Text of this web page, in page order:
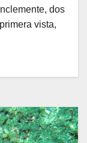
dos
vista,